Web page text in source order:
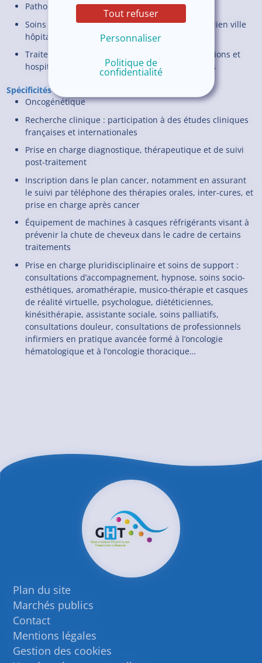
Pathologies pneumologiques, dermatologiques
Soins palliatifs : consultations, hospitalisations, lien ville
hôpital
Traitement de la douleur cancéreuse : consultations et
hospitalisation pour prises en charge complexes
Spécificités :
Oncogénétique
Recherche clinique : participation à des études cliniques
françaises et internationales
Prise en charge diagnostique, thérapeutique et de suivi
post-traitement
Inscription dans le plan cancer, notamment en assurant
le suivi par téléphone des thérapies orales, inter-cures, et
prise en charge après cancer
Équipement de machines à casques réfrigérants visant à
prévenir la chute de cheveux dans le cadre de certains
traitements
Prise en charge pluridisciplinaire et soins de support :
consultations d’accompagnement, hypnose, soins socio-
esthétiques, aromathérapie, musico-thérapie et casques
de réalité virtuelle, psychologue, diététiciennes,
kinésithérapie, assistante sociale, soins palliatifs,
consultations douleur, consultations de professionnels
infirmiers en pratique avancée formé à l’oncologie
hématologique et à l’oncologie thoracique…
Plan du site
Marchés publics
Contact
Mentions légales
Gestion des cookies
Tout refuser
Personnaliser
Politique de
confidentialité